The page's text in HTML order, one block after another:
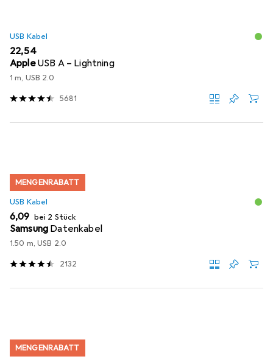
USB Kabel
EUR
22,54
AppleUSB A – Lightning
1 m, USB 2.0
5681
MENGENRABATT
USB Kabel
EUR
6,09 bei 2 Stück
Samsung Datenkabel
1.50 m, USB 2.0
2132
MENGENRABATT